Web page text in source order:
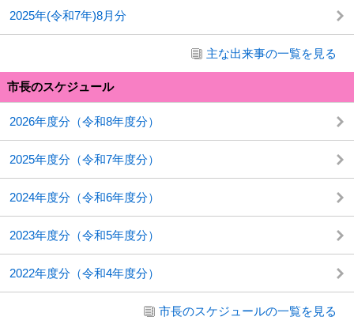
2025年(令和7年)8月分
主な出来事の一覧を見る
市長のスケジュール
2026年度分（令和8年度分）
2025年度分（令和7年度分）
2024年度分（令和6年度分）
2023年度分（令和5年度分）
2022年度分（令和4年度分）
市長のスケジュールの一覧を見る